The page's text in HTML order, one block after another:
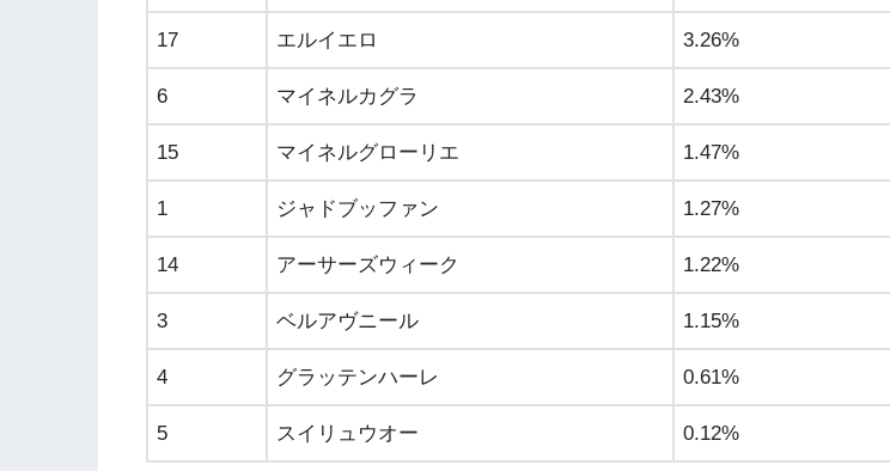
17 エルイエロ 3.26%
6 マイネルカグラ 2.43%
15 マイネルグローリエ 1.47%
1 ジャドブッファン 1.27%
14 アーサーズウィーク 1.22%
3 ベルアヴニール 1.15%
4 グラッテンハーレ 0.61%
5 スイリュウオー 0.12%